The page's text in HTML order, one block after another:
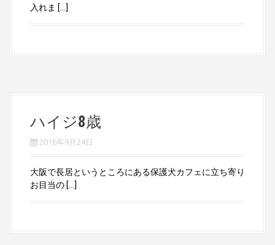
入れま […]
ハイジ8歳
2016年9月24日
大阪で長居というところにある保護犬カフェに立ち寄り
お目当の […]